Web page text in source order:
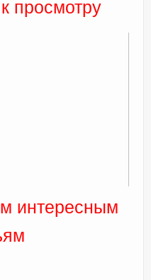
просмотру
интересным